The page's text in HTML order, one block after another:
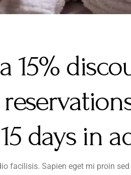
15%
days in
facilisis. Sapien eget mi proin